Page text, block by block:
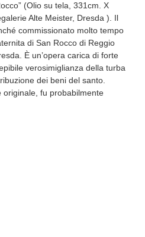
(Olio su tela, 331cm. X
Alte Meister, Dresda ). Il
commissionato molto tempo
di San Rocco di Reggio
È un’opera carica di forte
verosimiglianza della turba
dei beni del santo.
fu probabilmente